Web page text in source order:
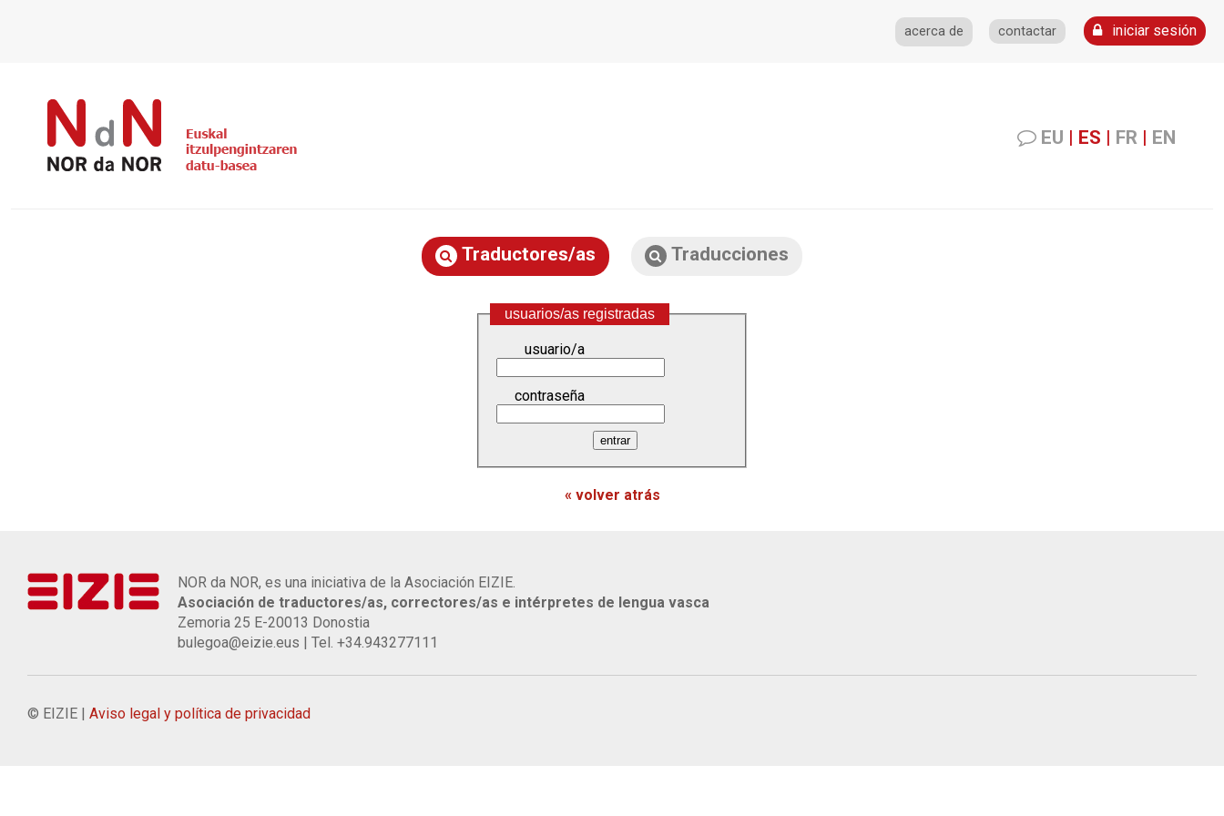
acerca de contactar iniciar sesión
EU | ES | FR | EN
Traductores/as Traducciones
usuarios/as registradas
usuario/a
contraseña
« volver atrás
NOR da NOR, es una iniciativa de la Asociación EIZIE.
Asociación de traductores/as, correctores/as e intérpretes de lengua vasca
Zemoria 25 E-20013 Donostia
bulegoa@eizie.eus | Tel. +34.943277111
© EIZIE | Aviso legal y política de privacidad